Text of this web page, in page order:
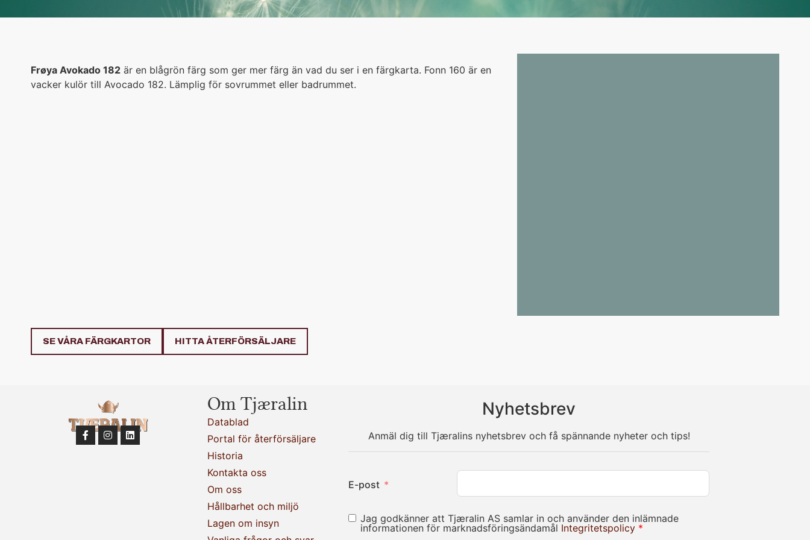
Frøya Avokado 182 är en blågrön färg som ger mer färg än vad du ser i en färgkarta. Fonn 160 är en
vacker kulör till Avocado 182. Lämplig för sovrummet eller badrummet.
SE VÅRA FÄRGKARTOR HITTA ÅTERFÖRSÄLJARE
Om Tjæralin
Datablad
Portal för återförsäljare
Historia
Kontakta oss
Om oss
Hållbarhet och miljö
Lagen om insyn
Nyhetsbrev
Anmäl dig till Tjæralins nyhetsbrev och få spännande nyheter och tips!
E-post
Jag godkänner att Tjæralin AS samlar in och använder den inlämnade
informationen för marknadsföringsändamål Integritetspolicy *